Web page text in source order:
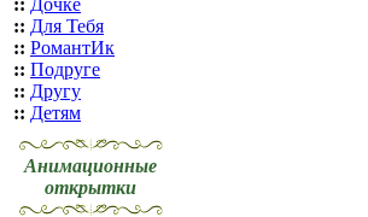
:: Дочке
:: Для Тебя
:: РомантИк
:: Подруге
:: Другу
:: Детям
Анимационные
открытки